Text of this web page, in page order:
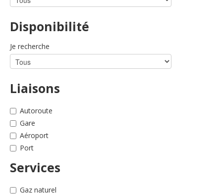
Référencer ma zone
Contact
Mon ZA.com
English
Français
Disponibilité
Je recherche
Liaisons
Autoroute
Gare
Aéroport
Port
Services
Gaz naturel